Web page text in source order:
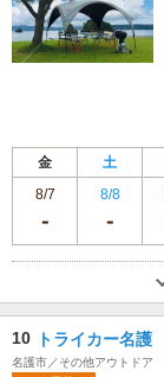
金 土
8/7
8/8
10 トライカー名護
名護市／その他アウトドア